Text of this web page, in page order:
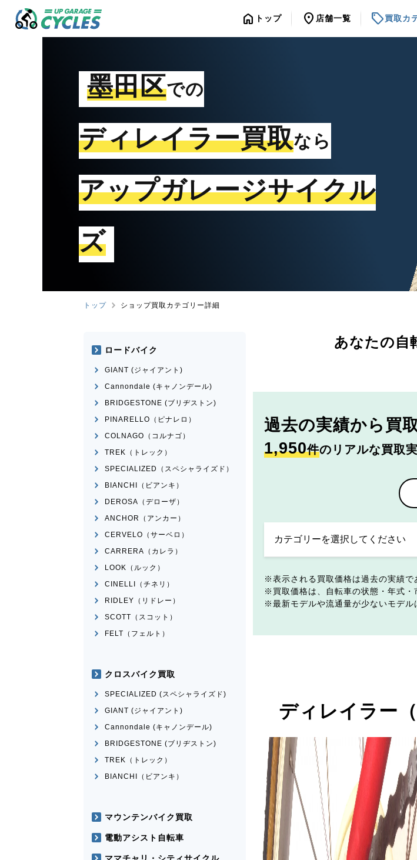
home トップ location_on 店舗一覧 sell買取カ
墨田区での
ディレイラー買取なら
アップガレージサイクル
ズ
トップ ショップ買取カテゴリー詳細
あなたの自
過去の実績から 買
1,950件のリアルな買取
表示される買取価格は過去の実績で
買取価格は、自転車の状態・年式
最新モデルや流通量が少ないモデル
ディレイラー
ロードバイク
GIANT (ジャイアント)
Cannondale (キャノンデール)
BRIDGESTONE (ブリヂストン)
PINARELLO（ピナレロ）
COLNAGO（コルナゴ）
TREK（トレック）
SPECIALIZED（スペシャライズド）
BIANCHI（ビアンキ）
DEROSA（デローザ）
ANCHOR（アンカー）
CERVELO（サーベロ）
CARRERA（カレラ）
LOOK（ルック）
CINELLI（チネリ）
RIDLEY（リドレー）
SCOTT（スコット）
FELT（フェルト）
クロスバイク買取
SPECIALIZED (スペシャライズド)
GIANT (ジャイアント)
Cannondale (キャノンデール)
BRIDGESTONE (ブリヂストン)
TREK（トレック）
BIANCHI（ビアンキ）
マウンテンバイク買取
電動アシスト自転車